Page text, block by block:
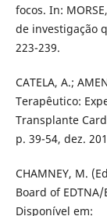
focos. In:
de investigação
223-239.
CATELA, A.;
Terapêutico:
Transplante
p. 39-54, dez.
CHAMNEY, M.
Board of EDTNA/
Disponível em: